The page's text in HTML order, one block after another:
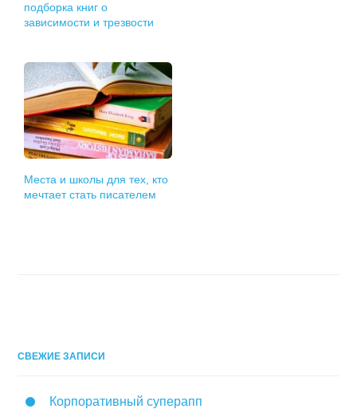
подборка книг о
зависимости и трезвости
Места и школы для тех, кто
мечтает стать писателем
СВЕЖИЕ ЗАПИСИ
Корпоративный суперапп